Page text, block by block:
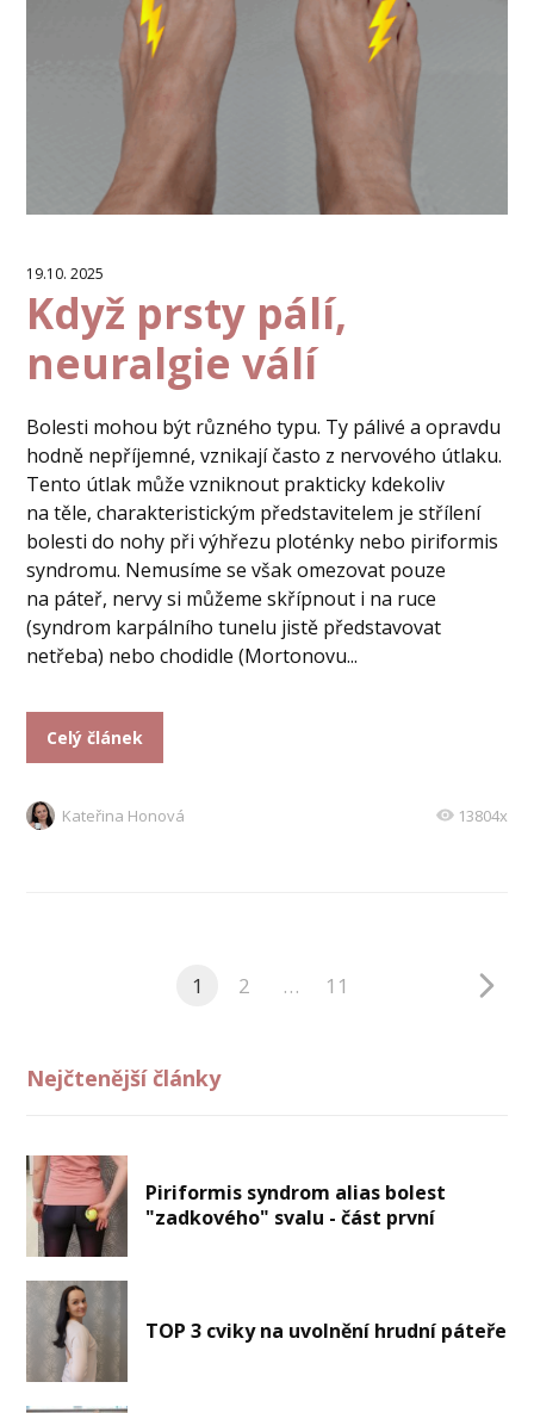
19.10. 2025
Když prsty pálí,
neuralgie válí
Bolesti mohou být různého typu. Ty pálivé a opravdu
hodně nepříjemné, vznikají často z nervového útlaku.
Tento útlak může vzniknout prakticky kdekoliv
na těle, charakteristickým představitelem je střílení
bolesti do nohy při výhřezu ploténky nebo piriformis
syndromu. Nemusíme se však omezovat pouze
na páteř, nervy si můžeme skřípnout i na ruce
(syndrom karpálního tunelu jistě představovat
netřeba) nebo chodidle (Mortonovu...
Celý článek
Kateřina Honová 13804x
1 2 … 11
Nejčtenější články
Piriformis syndrom alias bolest
"zadkového" svalu - část první
TOP 3 cviky na uvolnění hrudní páteře